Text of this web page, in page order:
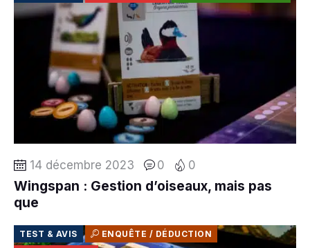
14 décembre 2023 0 0
Wingspan : Gestion d’oiseaux, mais pas
que
TEST & AVIS ENQUÊTE / DÉDUCTION